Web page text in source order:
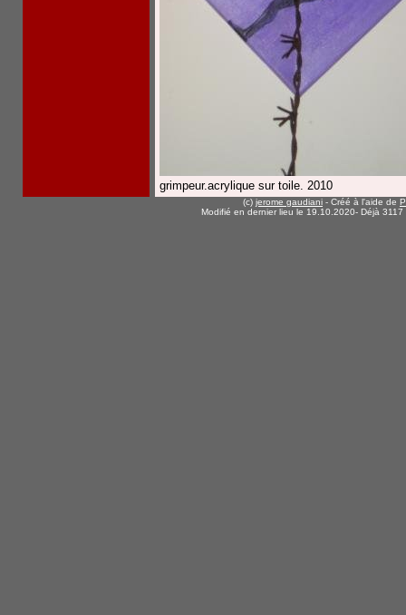
grimpeur.acrylique sur toile. 2010
(c) jerome gaudiani - Créé à l'aide de
Modifié en dernier lieu le 19.10.2020- Déjà 3117